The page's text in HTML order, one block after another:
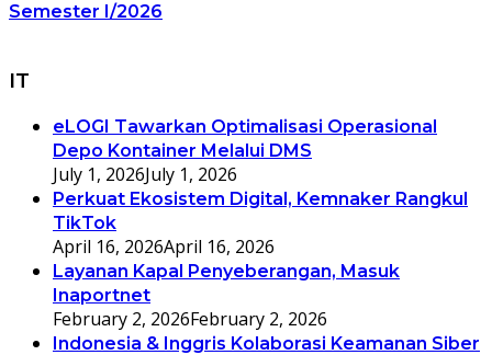
Semester I/2026
IT
eLOGI Tawarkan Optimalisasi Operasional
Depo Kontainer Melalui DMS
July 1, 2026July 1, 2026
Perkuat Ekosistem Digital, Kemnaker Rangkul
TikTok
April 16, 2026April 16, 2026
Layanan Kapal Penyeberangan, Masuk
Inaportnet
February 2, 2026February 2, 2026
Indonesia & Inggris Kolaborasi Keamanan Siber